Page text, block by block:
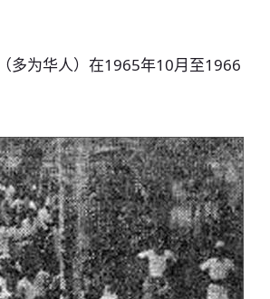
多为华人）在1965年10月至1966